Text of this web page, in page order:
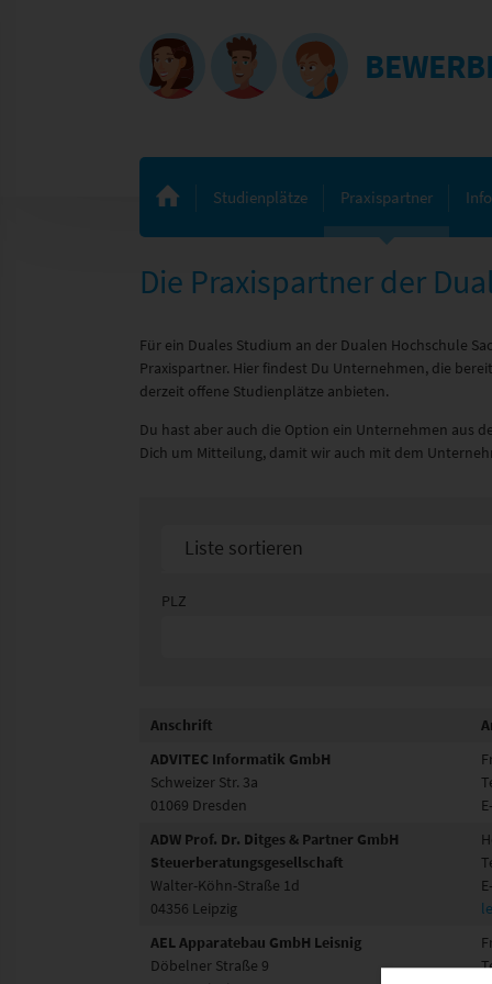
Studienplätze Praxispartner
Die Praxispartner der
Für ein Duales Studium an der Dualen Hochschule
Praxispartner. Hier findest Du Unternehmen, die
derzeit offene Studienplätze anbieten.
Du hast aber auch die Option ein Unternehmen aus
Dich um Mitteilung, damit wir auch mit dem
Liste sortieren
PLZ
Anschrift
ADVITEC Informatik GmbH
Schweizer Str. 3a
01069 Dresden
ADW Prof. Dr. Ditges & Partner GmbH
Steuerberatungsgesellschaft
Walter-Köhn-Straße 1d
04356 Leipzig
AEL Apparatebau GmbH Leisnig
Döbelner Straße 9